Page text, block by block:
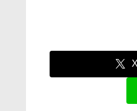
X